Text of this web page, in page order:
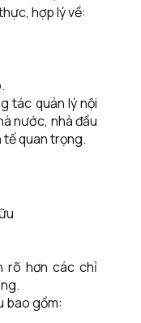
hợp lý về:
tác quản lý nội
nước, nhà đầu
tế quan trọng.
rõ hơn các chỉ
bao gồm: